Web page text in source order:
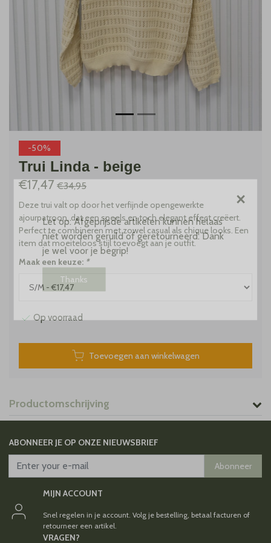
-50%
Trui Linda - beige
€17,47 €34,95
Deze trui valt op door het verfijnde opengewerkte
ajourpatroon, dat een speels en toch elegant effect creëert.
Perfect te combineren met zowel casual als chique looks. Een
item dat moeiteloos stijl toevoegt aan je outfit.
Maak een keuze: *
Op voorraad
Toevoegen aan winkelwagen
Productomschrijving
ABONNEER JE OP ONZE NIEUWSBRIEF
Abonneer
MIJN ACCOUNT
Snel regelen in je account. Volg je bestelling, betaal facturen of
retourneer een artikel.
VRAGEN?
×
Let op: Afgeprijsde artikelen kunnen helaas
niet worden geruild of geretourneerd. Dank
je wel voor je begrip!
Thanks